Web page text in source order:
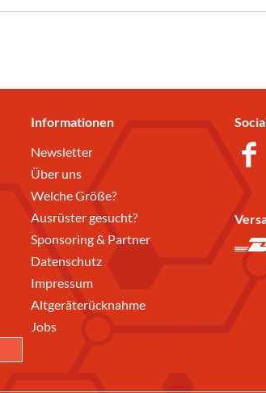
Informationen
Newsletter
Über uns
Welche Größe?
Ausrüster gesucht?
Sponsoring & Partner
Datenschutz
Impressum
Altgeräterücknahme
Jobs